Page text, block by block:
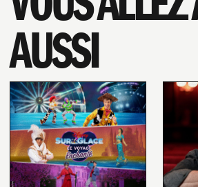
BUSINESS
AUSSI